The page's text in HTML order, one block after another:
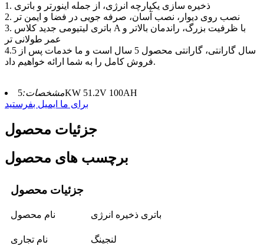
1. ذخیره سازی یکپارچه انرژی، از جمله اینورتر و باتری
2. نصب روی دیوار، نصب آسان، صرفه جویی در فضا و ایمن تر
3. باتری لیتیومی جدید کلاس A با ظرفیت بزرگ، راندمان بالاتر و
عمر طولانی تر
4.5 سال گارانتی، گارانتی محصول 5 سال است و ما خدمات پس از
فروش کامل را به شما ارائه خواهیم داد.
مشخصات:5KW 51.2V 100AH
برای ما ایمیل بفرستید
جزئیات محصول
برچسب های محصول
جزئیات محصول
نام محصول باتری ذخیره انرژی
نام تجاری لنجینگ